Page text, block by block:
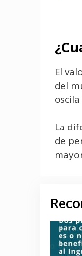
El
del
La
de